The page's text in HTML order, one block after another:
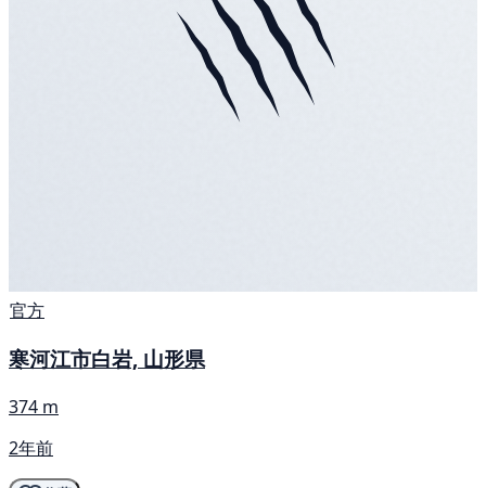
官方
寒河江市白岩, 山形県
374 m
2年前